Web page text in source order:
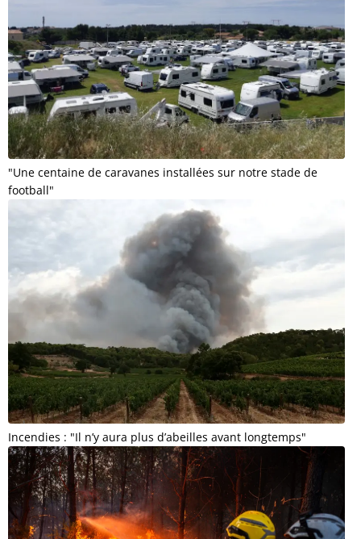
"Une centaine de caravanes installées sur notre stade de
football"
Incendies : "Il n’y aura plus d’abeilles avant longtemps"